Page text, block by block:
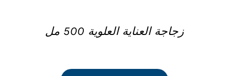
زجاجة العناية العلوية 500 مل